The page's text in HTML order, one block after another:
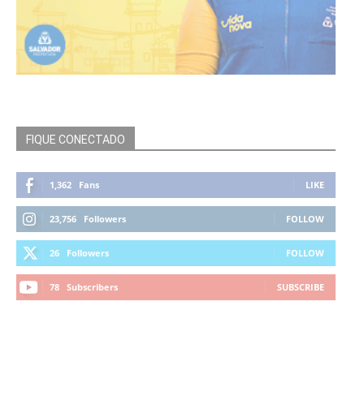
FIQUE CONECTADO
1,362 Fans LIKE
23,756 Followers FOLLOW
26 Followers FOLLOW
78 Subscribers SUBSCRIBE